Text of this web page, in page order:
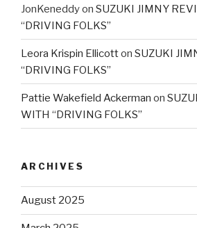
JonKeneddyon SUZUKI JIMNY
“DRIVING FOLKS”
Leora Krispin Ellicotton SUZUKI
“DRIVING FOLKS”
Pattie Wakefield Ackerman on
WITH “DRIVING FOLKS”
ARCHIVES
August 2025